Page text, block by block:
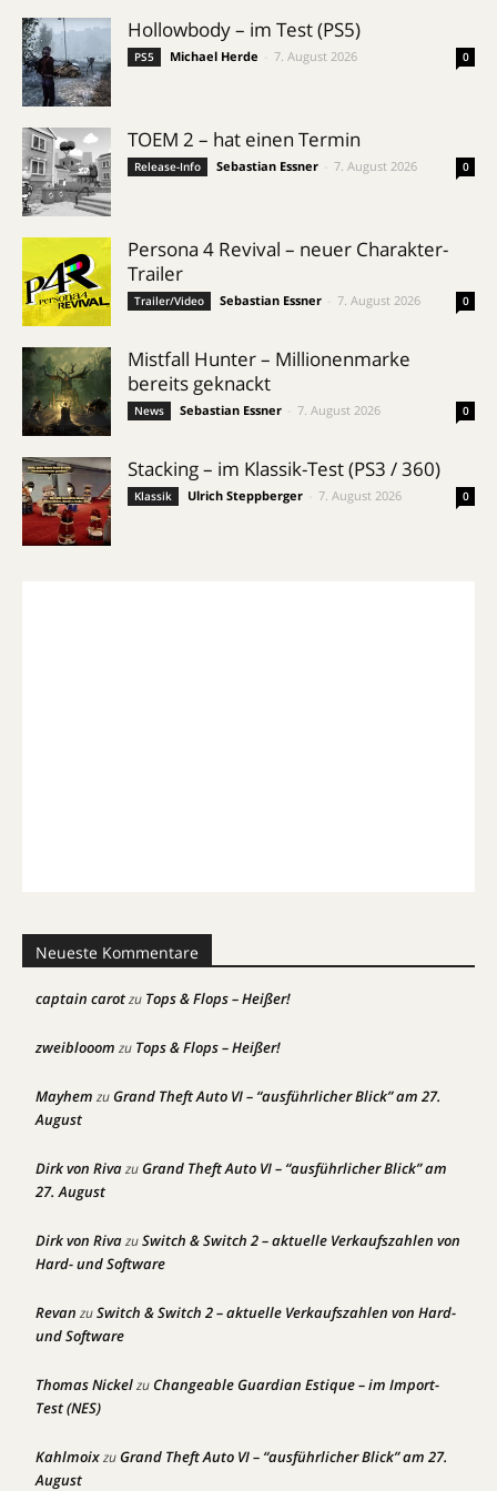
Hollowbody – im Test (PS5)
PS5 Michael Herde 7. August 2026 0
TOEM 2 – hat einen Termin
Release-Info Sebastian Essner 7. August 2026 0
Persona 4 Revival – neuer Charakter-
Trailer
Trailer/Video Sebastian Essner 7. August 2026 0
Mistfall Hunter – Millionenmarke
bereits geknackt
News Sebastian Essner 7. August 2026 0
Stacking – im Klassik-Test (PS3 / 360)
Klassik Ulrich Steppberger 7. August 2026 0
Neueste Kommentare
captain carotzu Tops & Flops – Heißer!
zweiblooom zu Tops & Flops – Heißer!
Mayhem zuGrand Theft Auto VI – “ausführlicher Blick” am 27.
August
Dirk von RivazuGrand Theft Auto VI – “ausführlicher Blick” am
27. August
Dirk von RivazuSwitch & Switch 2 – aktuelle Verkaufszahlen von
Hard- und Software
Revan zuSwitch & Switch 2 – aktuelle Verkaufszahlen von Hard-
und Software
Thomas NickelzuChangeable Guardian Estique – im Import-
Test (NES)
KahlmoixzuGrand Theft Auto VI – “ausführlicher Blick” am 27.
August